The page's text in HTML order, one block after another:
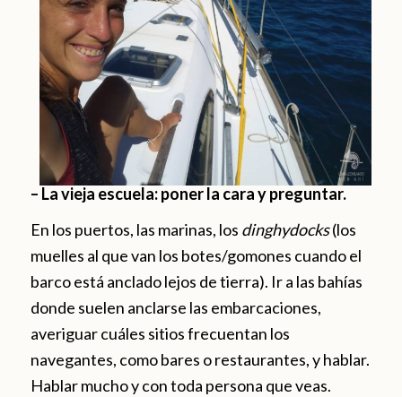
– La vieja escuela: poner la cara y preguntar.
En los puertos, las marinas, los dinghydocks(los
muelles al que van los botes/gomones cuando el
barco está anclado lejos de tierra). Ir a las bahías
donde suelen anclarse las embarcaciones,
averiguar cuáles sitios frecuentan los
navegantes, como bares o restaurantes, y hablar.
Hablar mucho y con toda persona que veas.